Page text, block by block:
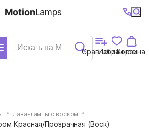
ваш
+7 (495)740-
38-68
График
работы
Каталог Сравнение
Избранное
Корзина
MotionLamps
Лава-лампы с воском
Красная/Прозрачная (Воск)